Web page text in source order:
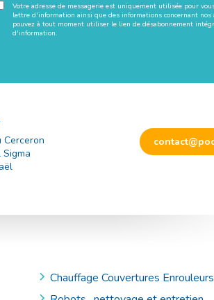
Votre adresse de messagerie est uniquement utilisée pour
lettre d'information ainsi que des informations concernant nos
pouvez à tout moment utiliser le lien de désabonnement
d'information.
Cerceron
Chauffage Couvertures Enrouleurs